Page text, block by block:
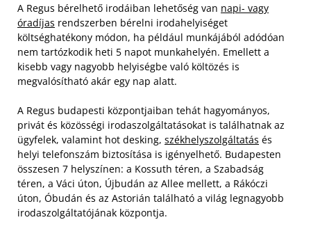
A Regus bérelhető irodáiban lehetőség van napi- vagy
óradíjas rendszerben bérelni irodahelyiséget
költséghatékony módon, ha például munkájából adódóan
nem tartózkodik heti 5 napot munkahelyén. Emellett a
kisebb vagy nagyobb helyiségbe való költözés is
megvalósítható akár egy nap alatt.
A Regus budapesti központjaiban tehát hagyományos,
privát és közösségi irodaszolgáltatásokat is találhatnak az
ügyfelek, valamint hot desking, székhelyszolgáltatás és
helyi telefonszám biztosítása is igényelhető. Budapesten
összesen 7 helyszínen: a Kossuth téren, a Szabadság
téren, a Váci úton, Újbudán az Allee mellett, a Rákóczi
úton, Óbudán és az Astorián található a világ legnagyobb
irodaszolgáltatójának központja.